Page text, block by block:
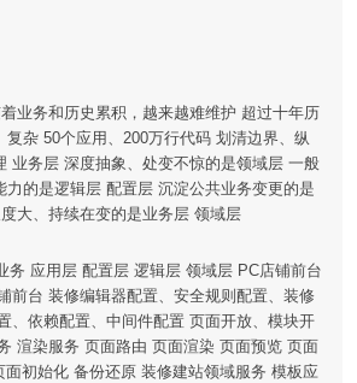
业务和历史累积，越来越难维护 超过十年历
复杂 50个应用、200万行代码 划清边界、纵
业务层 深度抽象、处变不惊的是领域层 一般
力的是逻辑层 配置层 沉淀公共业务变更的是
大、持续在变的是业务层 领域层
务 应用层 配置层 逻辑层 领域层 PC店铺前台
前台 装修编辑器配置、安全规则配置、装修
、依赖配置、中间件配置 页面开放、模块开
渲染服务 页面路由 页面渲染 页面预览 页面
初始化 备份还原 装修建站领域服务 模板应